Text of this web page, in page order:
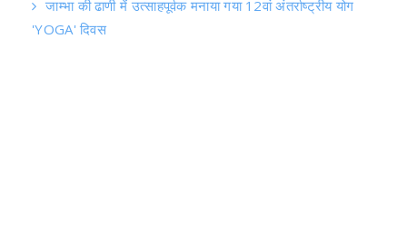
जाम्भा की ढाणी में उत्साहपूर्वक मनाया गया 12वां अंतर्राष्ट्रीय योग
'YOGA' दिवस